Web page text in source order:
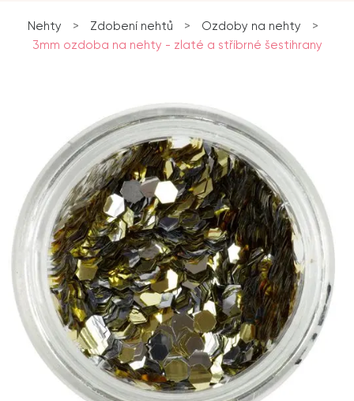
Nehty > Zdobení nehtů > Ozdoby na nehty
>
3mm ozdoba na nehty - zlaté a stříbrné šestihrany